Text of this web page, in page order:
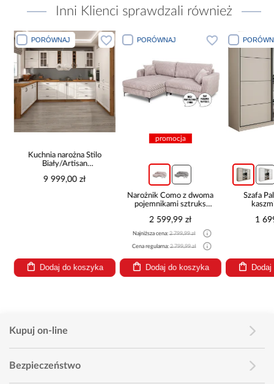
Inni Klienci sprawdzali również
PORÓWNAJ
Kuchnia narożna Stilo
Biały/Artisan
9 999,00 zł
Dodaj do koszyka
PORÓWNAJ
promocja
Narożnik Como z dwoma
pojemnikami sztruks
2 599,99 zł
Najniższa cena:2 799,99 zł
Cena regularna:2 799,99 zł
Dodaj do koszyka
Szafa
1
Kupuj on-line
Bezpieczeństwo